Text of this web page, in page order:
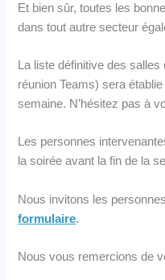
Et bien sûr, toutes les
dans tout autre secteur
La liste définitive des salles
réunion Teams) sera
semaine. N’hésitez pas à
Les personnes
la soirée avant la fin de la
Nous invitons les
formulaire.
Nous vous remercions de